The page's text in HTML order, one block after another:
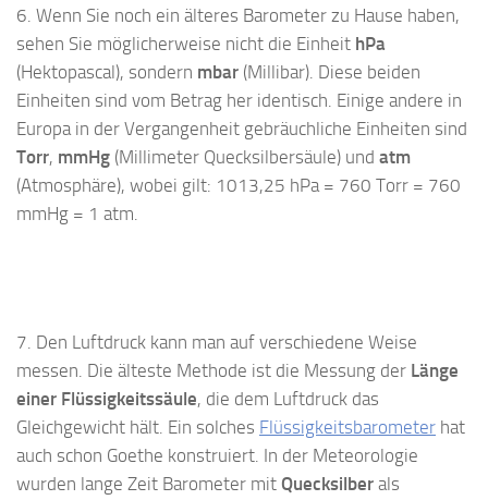
6. Wenn Sie noch ein älteres Barometer zu Hause haben,
sehen Sie möglicherweise nicht die Einheit hPa
(Hektopascal), sondern mbar (Millibar). Diese beiden
Einheiten sind vom Betrag her identisch. Einige andere in
Europa in der Vergangenheit gebräuchliche Einheiten sind
Torr, mmHg (Millimeter Quecksilbersäule) und atm
(Atmosphäre), wobei gilt: 1013,25 hPa = 760 Torr = 760
mmHg = 1 atm.
7. Den Luftdruck kann man auf verschiedene Weise
messen. Die älteste Methode ist die Messung der Länge
einer Flüssigkeitssäule, die dem Luftdruck das
Gleichgewicht hält. Ein solches Flüssigkeitsbarometer hat
auch schon Goethe konstruiert. In der Meteorologie
wurden lange Zeit Barometer mit Quecksilber als